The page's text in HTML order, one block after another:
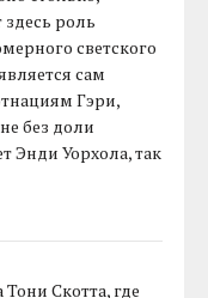
роль
светского
сам
Гэри,
без доли
Энди Уорхола, так
Скотта, где